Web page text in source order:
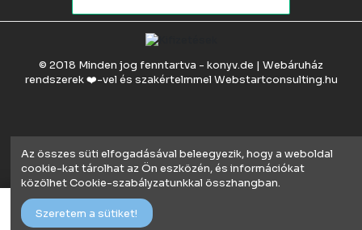
© 2018 Minden jog fenntartva - konyv.de | Webáruház
rendszerek ❤️-vel és szakértelmmel Webstartconsulting.hu
Az összes süti elfogadásával beleegyezik, hogy a weboldal
cookie-kat tárolhat az Ön eszközén, és információkat
közölhet Cookie-szabályzatunkkal összhangban.
Szeretem a sütiket!